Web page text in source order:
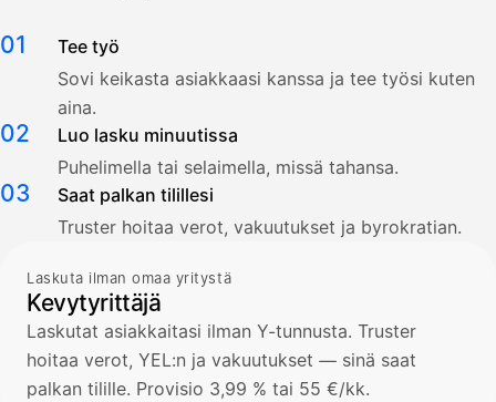
01
Tee työ
Sovi keikasta asiakkaasi kanssa ja tee työsi kuten
aina.
02
Luo lasku minuutissa
Puhelimella tai selaimella, missä tahansa.
03
Saat palkan tilillesi
Truster hoitaa verot, vakuutukset ja byrokratian.
Laskuta ilman omaa yritystä
Kevytyrittäjä
Laskutat asiakkaitasi ilman Y-tunnusta. Truster
hoitaa verot, YEL:n ja vakuutukset — sinä saat
palkan tilille. Provisio 3,99 % tai 55 €/kk.